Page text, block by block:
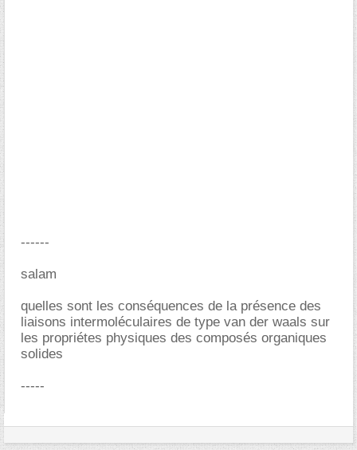
------
salam
quelles sont les conséquences de la présence des
liaisons intermoléculaires de type van der waals sur
les propriétes physiques des composés organiques
solides
-----